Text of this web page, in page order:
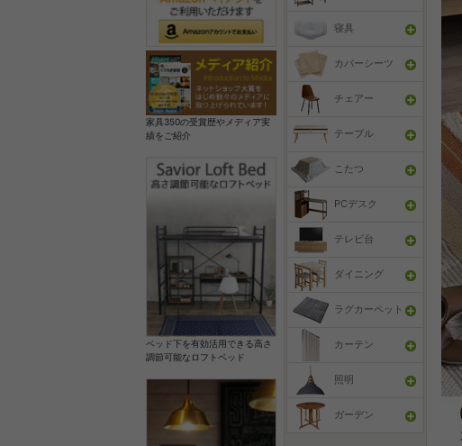
家具350の受賞歴やメディア実
績をご紹介
ベッド下を有効活用できる高さ
調節可能なロフトベッド
寝具
カバーシーツ
チェアー
テーブル
こたつ
PCデスク
テレビ台
ダイニング
ラグカーペット
カーテン
照明
ガーデン